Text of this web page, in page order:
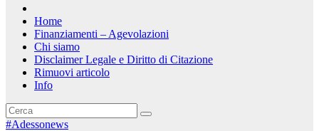
Home
Finanziamenti – Agevolazioni
Chi siamo
Disclaimer Legale e Diritto di Citazione
Rimuovi articolo
Info
#Adessonews